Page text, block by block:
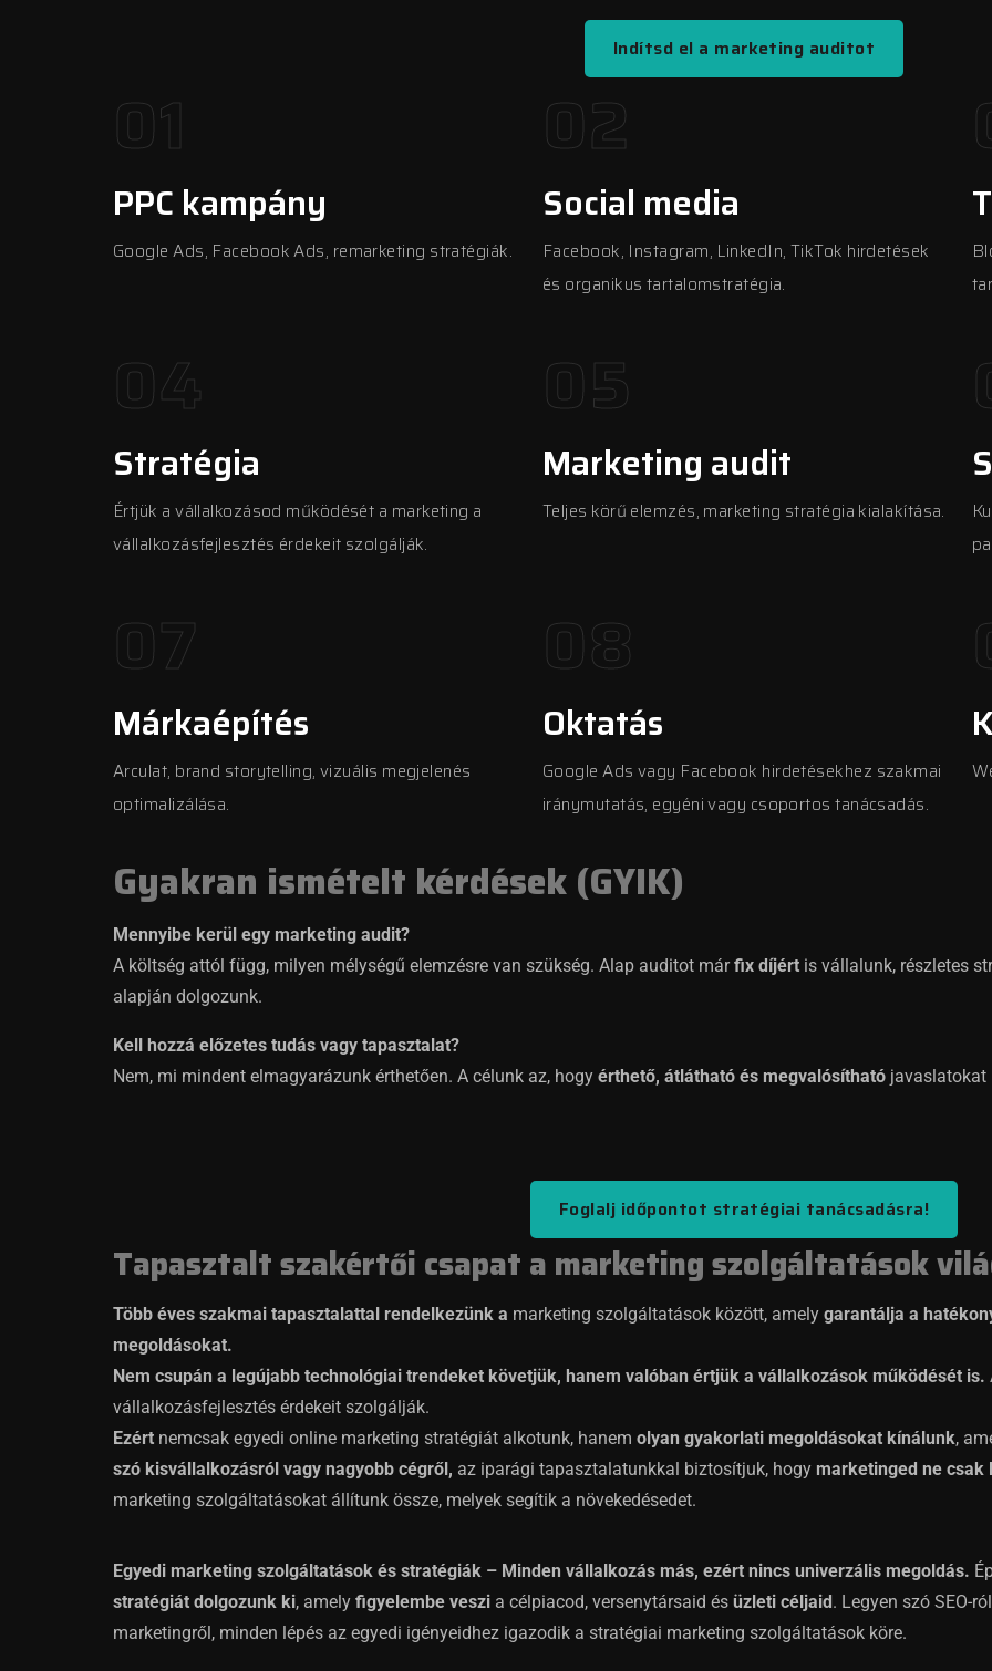
Indítsd el a marketing auditot
01
PPC kampány
Google Ads, Facebook Ads, remarketing stratégiák.
02
Social media
Facebook, Instagram, LinkedIn, TikTok hirdetések
és organikus tartalomstratégia.
04
Stratégia
Értjük a vállalkozásod működését a marketing a
vállalkozásfejlesztés érdekeit szolgálják.
05
Marketing audit
Teljes körű elemzés, marketing stratégia kialakítása.
07
Márkaépítés
Arculat, brand storytelling, vizuális megjelenés
optimalizálása.
08
Oktatás
Google Ads vagy Facebook hirdetésekhez szakmai
iránymutatás, egyéni vagy csoportos tanácsadás.
Gyakran ismételt kérdések (GYIK)
Mennyibe kerül egy marketing audit?
A költség attól függ, milyen mélységű elemzésre van szükség. Alap auditot márfix díjért is vállalunk, részletes
alapján dolgozunk.
Kell hozzá előzetes tudás vagy tapasztalat?
Nem, mi mindent elmagyarázunk érthetően. A célunk az, hogy érthető, átlátható és megvalósítható javaslatokat
Foglalj időpontot stratégiai tanácsadásra!
Tapasztalt szakértői csapat a marketing szolgáltatások
Több éves szakmai tapasztalattal rendelkezünk a marketing szolgáltatások között, amely garantálja a
megoldásokat.
Nem csupán a legújabb technológiai trendeket követjük, hanem valóban értjük a vállalkozások működését is.
vállalkozásfejlesztés érdekeit szolgálják.
Ezért nemcsak egyedi online marketing stratégiát alkotunk, hanem olyan gyakorlati megoldásokat kínálunk,
szó kisvállalkozásról vagy nagyobb cégről, az iparági tapasztalatunkkal biztosítjuk, hogy marketinged ne
marketing szolgáltatásokat állítunk össze, melyek segítik a növekedésedet.
Egyedi marketing szolgáltatások és stratégiák – Minden vállalkozás más, ezért nincs univerzális megoldás.
stratégiát dolgozunk ki, amely figyelembe veszi a célpiacod, versenytársaid és üzleti céljaid. Legyen szó SEO-
marketingről, minden lépés az egyedi igényeidhez igazodik a stratégiai marketing szolgáltatások köre.